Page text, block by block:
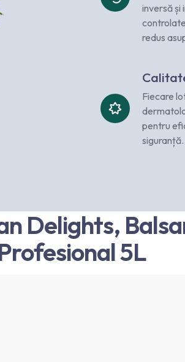
inversă și
redus
Fiecare
pentru
siguranță.
Delights,
5L